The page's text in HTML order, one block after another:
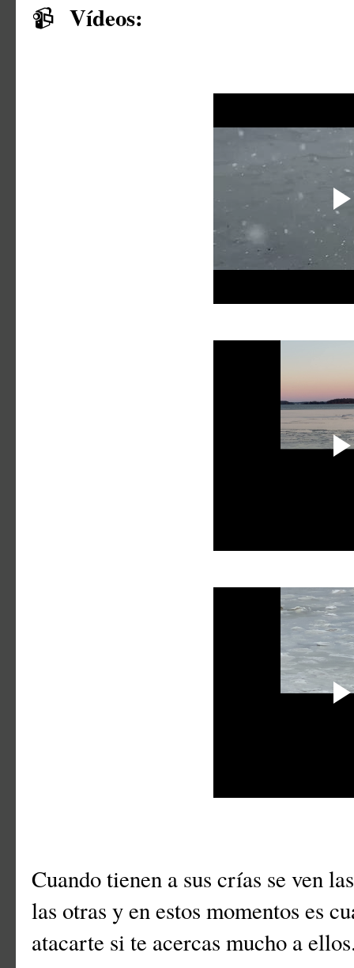
📹 Vídeos:
Cuando tienen a sus crías se ven
las otras y en estos momentos es
atacarte si te acercas mucho a